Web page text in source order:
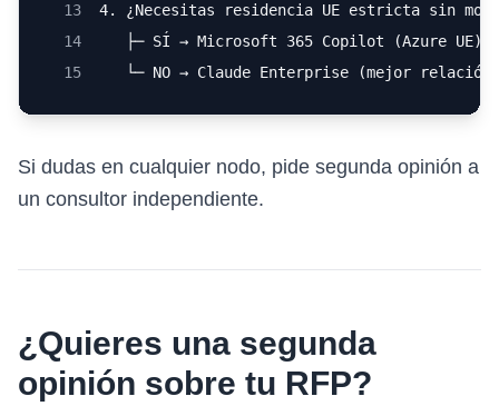
13
4. ¿Necesitas residencia UE estricta sin
14
   ├─ SÍ → Microsoft 365 Copilot (Azure UE)
15
└─ NO → Claude Enterprise (mejor
Si dudas en cualquier nodo, pide segunda opinión a
un consultor independiente.
¿Quieres una segunda
opinión sobre tu RFP?